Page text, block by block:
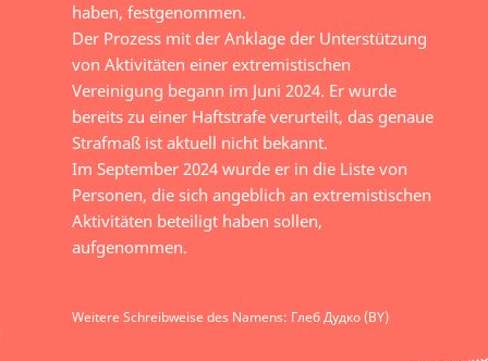
haben, festgenommen.
Der Prozess mit der Anklage der Unterstützung
von Aktivitäten einer extremistischen
Vereinigung begann im Juni 2024. Er wurde
bereits zu einer Haftstrafe verurteilt, das genaue
Strafmaß ist aktuell nicht bekannt.
Im September 2024 wurde er in die Liste von
Personen, die sich angeblich an extremistischen
Aktivitäten beteiligt haben sollen,
aufgenommen.
Weitere Schreibweise des Namens: Глеб Дудко (BY)